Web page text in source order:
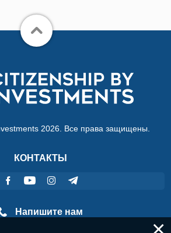
2026. Все права защищены.
КОНТАКТЫ
Напишите нам